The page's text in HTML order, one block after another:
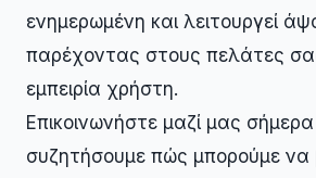
ενημερωμένη και λειτουργεί
παρέχοντας στους πελάτες
εμπειρία χρήστη.
Επικοινωνήστε μαζί μας
συζητήσουμε πώς μπορούμε να